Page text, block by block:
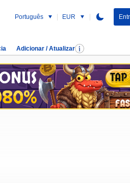
Português EUR
Adicionar / Atualizar